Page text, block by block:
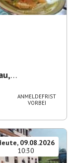
ANMELDEFRIST
VORBEI
09.08.2026
10:30